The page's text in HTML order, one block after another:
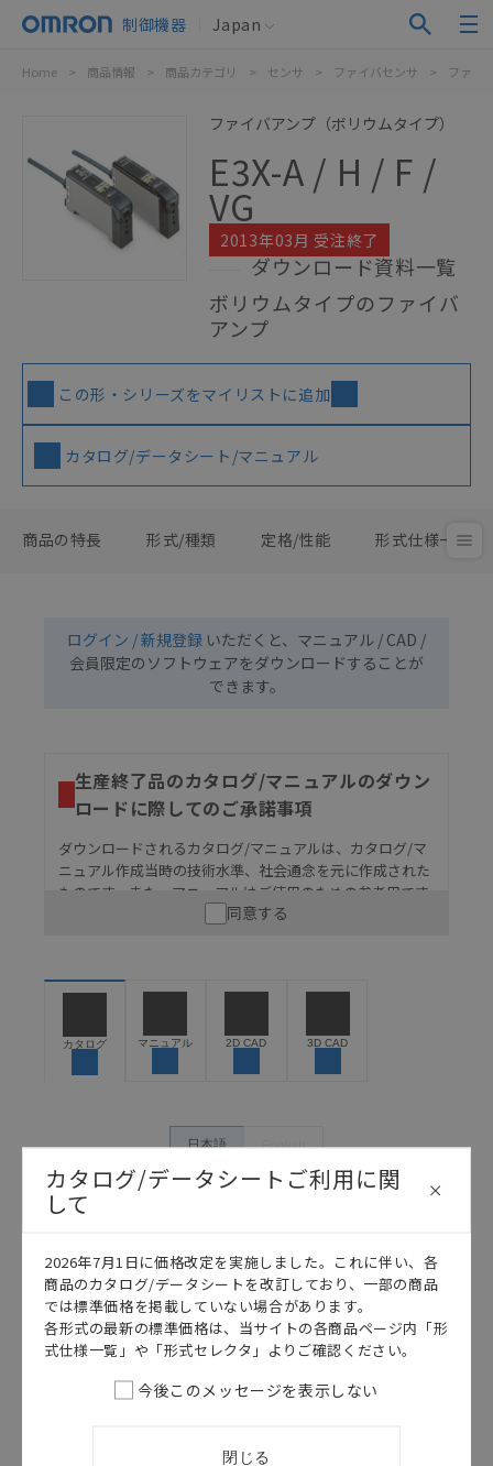
制御機器 Japan
Home > 商品情報 > 商品カテゴリ > センサ > ファイバセンサ > ファイ
ファイバアンプ（ボリウムタイプ）
E3X-A / H / F /
VG
2013年03月 受注終了
ダウンロード資料一覧
ボリウムタイプのファイバ
アンプ
この形・シリーズをマイリストに追加
カタログ/データシート/マニュアル
商品の特長 形式/種類 定格/性能 形式仕様一覧
ログイン / 新規登録 いただくと、マニュアル / CAD /
会員限定のソフトウェアをダウンロードすることが
できます。
生産終了品のカタログ/マニュアルのダウン
ロードに際してのご承諾事項
ダウンロードされるカタログ/マニュアルは、カタログ/マ
ニュアル作成当時の技術水準、社会通念を元に作成された
ものです。また、マニュアルはご使用のための参考用です
ので、ご使用にあたっての安全性については十分にご配慮
うな用途に使用される場合には、システム全体として
保できるよう設計されていること、および本製品が全
ン事例は参考用ですので、ご採用に際しては機器・装
商品に接続される推奨機器等、現在では入手困難なも
のもそのまま記載しています。・誤字、脱字が含まれ
記載されているサービス内容や連絡先等は作成当時の
ものであり、変更・改定させていただいている可能性
があります。改めて当サイトの掲載内容をご確認のう
え、ご用命下さいますようお願いいたします。
同意する
カタログ マニュアル 2D CAD 3D CAD
日本語 English
カタログ/データシートご利用に関
して
2026年7月1日に価格改定を実施しました。これに伴い、各
商品のカタログ/データシートを改訂しており、一部の商品
では標準価格を掲載していない場合があります。
各形式の最新の標準価格は、当サイトの各商品ページ内「形
式仕様一覧」や「形式セレクタ」よりご確認ください。
今後このメッセージを表示しない
閉じる